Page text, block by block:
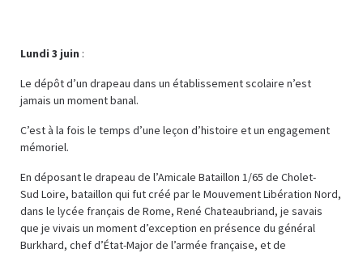
Lundi 3 juin :
Le dépôt d’un drapeau dans un établissement scolaire n’est
jamais un moment banal.
C’est à la fois le temps d’une leçon d’histoire et un engagement
mémoriel.
En déposant le drapeau de l’Amicale Bataillon 1/65 de Cholet-
Sud Loire, bataillon qui fut créé par le Mouvement Libération Nord,
dans le lycée français de Rome, René Chateaubriand, je savais
que je vivais un moment d’exception en présence du général
Burkhard, chef d’État-Major de l’armée française, et de